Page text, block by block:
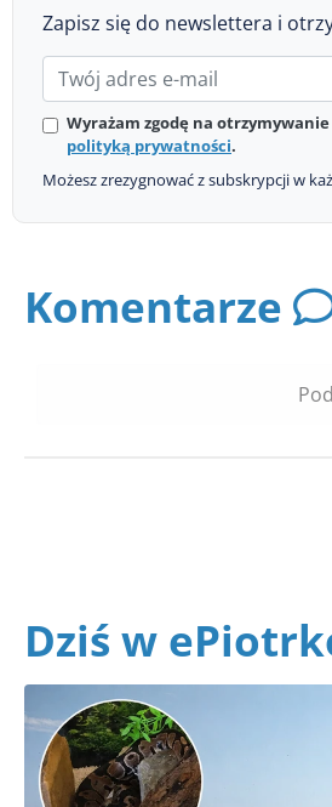
Zapisz się do newslettera i
Wyrażam zgodę na
polityką prywatności.
Możesz zrezygnować z subskrypcji w
Komentarze
Dziś w